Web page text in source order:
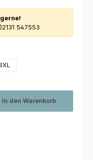
547553
In den Warenkorb